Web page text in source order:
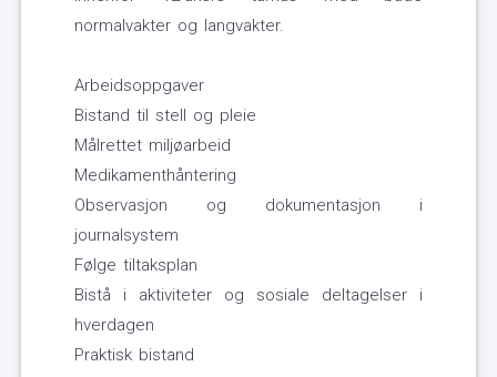
normalvakter og langvakter.
Arbeidsoppgaver
Bistand til stell og pleie
Målrettet miljøarbeid
Medikamenthåntering
Observasjon og dokumentasjon i
journalsystem
Følge tiltaksplan
Bistå i aktiviteter og sosiale deltagelser i
hverdagen
Praktisk bistand